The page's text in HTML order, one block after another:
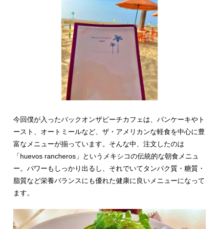
今回僕が入ったバックオンザビーチカフェは、パンケーキやト
ースト、オートミールなど、ザ・アメリカンな軽食を中心に豊
富なメニューが揃っています。そんな中、注文したのは
「huevos rancheros」というメキシコの伝統的な朝食メニュ
ー。パワーもしっかり出るし、それでいてタンパク質・糖質・
脂質など栄養バランスにも優れた健康に良いメニューになって
ます。